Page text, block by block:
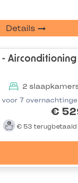
Details
- Airconditioning
2
voor 7
€
€ 53 terugbetaald